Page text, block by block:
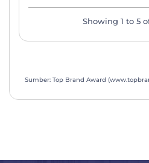
Showing 1 to 5
Sumber: Top Brand Award